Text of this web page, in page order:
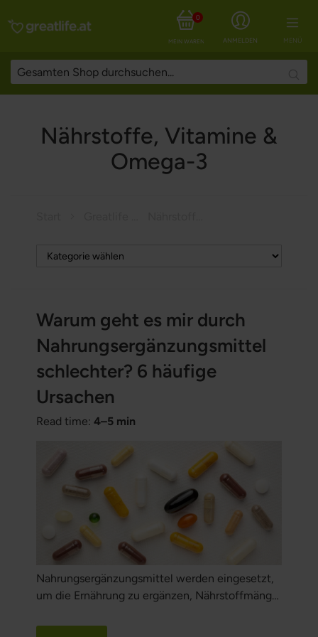
MENÜ
ANMELDEN
MEIN WARENKORB
0
Nährstoffe, Vitamine &
Omega-3
Warum geht es mir durch
Nahrungsergänzungsmittel
schlechter? 6 häufige
Ursachen
Read time: 4–5 min
Nahrungsergänzungsmittel werden eingesetzt,
um die Ernährung zu ergänzen, Nährstoffmängel
Unterstützung zu geben. Die meisten erleben